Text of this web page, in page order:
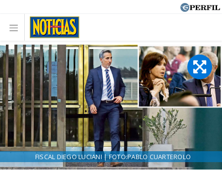
FISCAL DIEGO LUCIANI | FOTO:PABLO CUARTEROLO